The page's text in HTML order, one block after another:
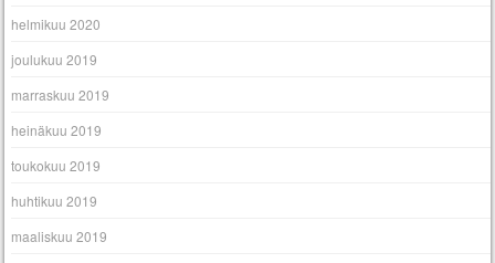
helmikuu 2020
joulukuu 2019
marraskuu 2019
heinäkuu 2019
toukokuu 2019
huhtikuu 2019
maaliskuu 2019